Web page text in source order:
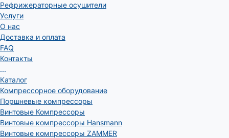
Рефрижераторные осушители
Услуги
О нас
Доставка и оплата
FAQ
Контакты
...
Каталог
Компрессорное оборудование
Поршневые компрессоры
Винтовые Компрессоры
Винтовые компрессоры Hansmann
Винтовые компрессоры ZAMMER